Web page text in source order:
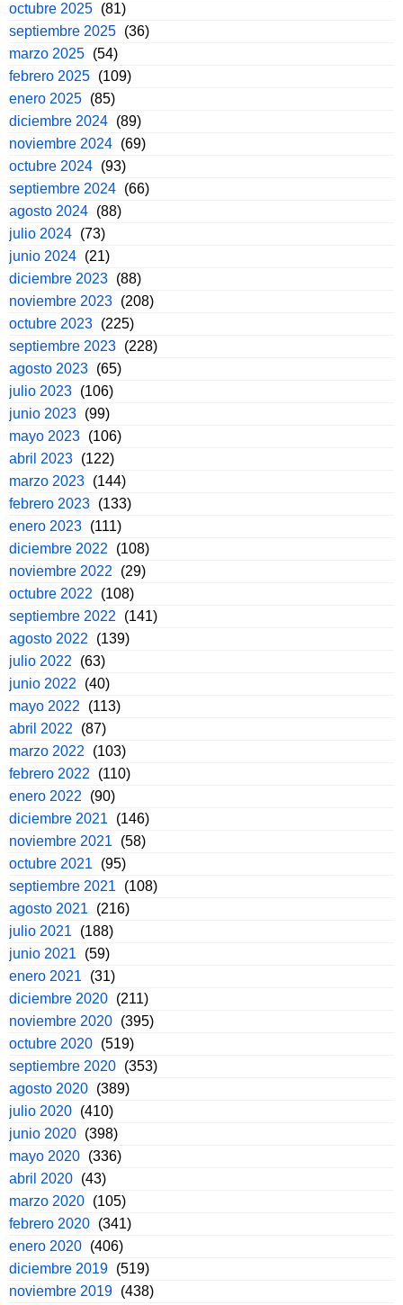
octubre 2025 (81)
septiembre 2025 (36)
marzo 2025 (54)
febrero 2025 (109)
enero 2025 (85)
diciembre 2024 (89)
noviembre 2024 (69)
octubre 2024 (93)
septiembre 2024 (66)
agosto 2024 (88)
julio 2024 (73)
junio 2024 (21)
diciembre 2023 (88)
noviembre 2023 (208)
octubre 2023 (225)
septiembre 2023 (228)
agosto 2023 (65)
julio 2023 (106)
junio 2023 (99)
mayo 2023 (106)
abril 2023 (122)
marzo 2023 (144)
febrero 2023 (133)
enero 2023 (111)
diciembre 2022
(108)
noviembre 2022
(29)
octubre 2022
(108)
septiembre 2022
(141)
agosto 2022
(139)
julio 2022
(63)
junio 2022
(40)
mayo 2022
(113)
abril 2022
(87)
marzo 2022
(103)
febrero 2022
(110)
enero 2022
(90)
diciembre 2021
(146)
noviembre 2021
(58)
octubre 2021
(95)
septiembre 2021
(108)
agosto 2021
(216)
julio 2021
(188)
junio 2021
(59)
enero 2021
(31)
diciembre 2020 (211)
noviembre 2020 (395)
octubre 2020 (519)
septiembre 2020 (353)
agosto 2020 (389)
julio 2020 (410)
junio 2020 (398)
mayo 2020 (336)
abril 2020 (43)
marzo 2020 (105)
febrero 2020 (341)
enero 2020 (406)
diciembre 2019 (519)
noviembre 2019 (438)